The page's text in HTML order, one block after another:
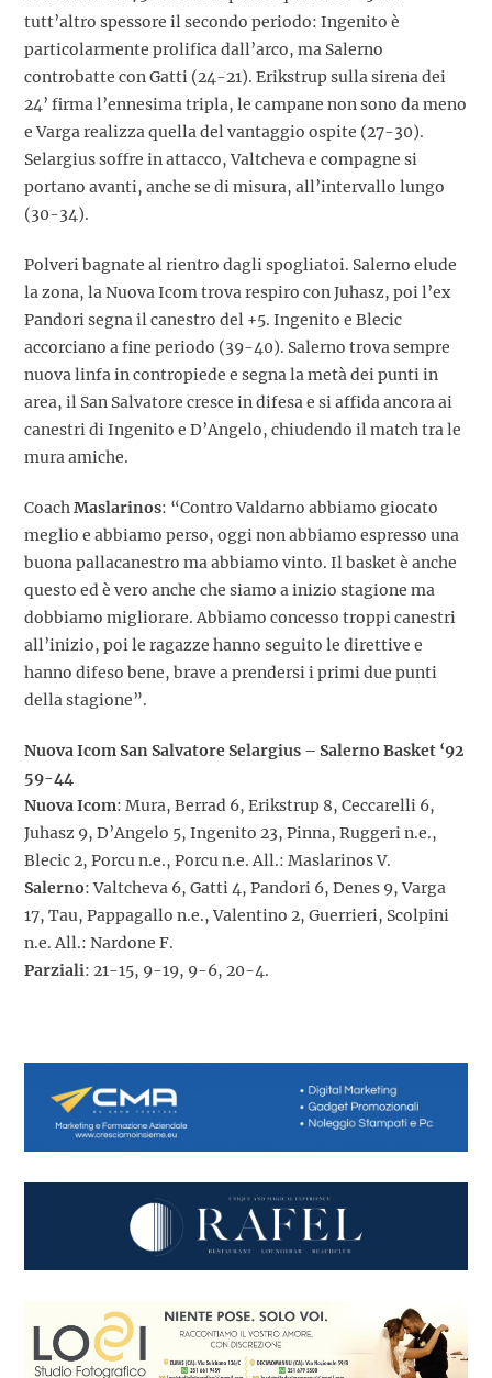
tutt’altro spessore il secondo periodo: Ingenito è
particolarmente prolifica dall’arco, ma Salerno
controbatte con Gatti (24-21). Erikstrup sulla sirena dei
24’ firma l’ennesima tripla, le campane non sono da meno
e Varga realizza quella del vantaggio ospite (27-30).
Selargius soffre in attacco, Valtcheva e compagne si
portano avanti, anche se di misura, all’intervallo lungo
(30-34).
Polveri bagnate al rientro dagli spogliatoi. Salerno elude
la zona, la Nuova Icom trova respiro con Juhasz, poi l’ex
Pandori segna il canestro del +5. Ingenito e Blecic
accorciano a fine periodo (39-40). Salerno trova sempre
nuova linfa in contropiede e segna la metà dei punti in
area, il San Salvatore cresce in difesa e si affida ancora ai
canestri di Ingenito e D’Angelo, chiudendo il match tra le
mura amiche.
CoachMaslarinos: “Contro Valdarno abbiamo giocato
meglio e abbiamo perso, oggi non abbiamo espresso una
buona pallacanestro ma abbiamo vinto. Il basket è anche
questo ed è vero anche che siamo a inizio stagione ma
dobbiamo migliorare. Abbiamo concesso troppi canestri
all’inizio, poi le ragazze hanno seguito le direttive e
hanno difeso bene, brave a prendersi i primi due punti
della stagione”.
Nuova Icom San Salvatore Selargius – Salerno Basket ‘92
59-44
Nuova Icom: Mura, Berrad 6, Erikstrup 8, Ceccarelli 6,
Juhasz 9, D’Angelo 5, Ingenito 23, Pinna, Ruggeri n.e.,
Blecic 2, Porcu n.e., Porcu n.e. All.: Maslarinos V.
Salerno: Valtcheva 6, Gatti 4, Pandori 6, Denes 9, Varga
17, Tau, Pappagallo n.e., Valentino 2, Guerrieri, Scolpini
n.e. All.: Nardone F.
Parziali: 21-15, 9-19, 9-6, 20-4.